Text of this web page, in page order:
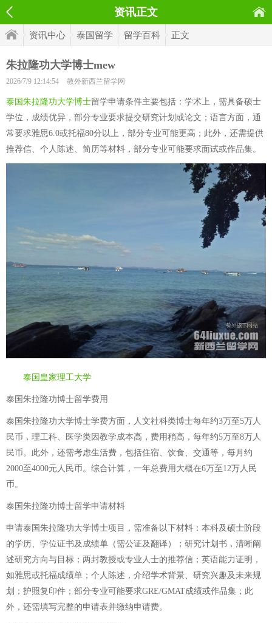
资讯正文
资讯中心 泰国留学 留学百科 正文
朱拉隆功大学博士mew
2026/7/9 12:14:54 教外新西兰留学网
泰国朱拉隆功大学博士留学申请条件主要包括：学术上，需具备硕士
学位，成绩优异，部分专业要求提交研究计划或论文；语言方面，通
常要求雅思6.0或托福80分以上，部分专业可能更高；此外，还需提供
推荐信、个人陈述、简历等材料，部分专业可能要求面试或作品集。
泰国皇家理工大学
泰国朱拉隆功博士留学费用
泰国朱拉隆功大学博士学费方面，人文社科类博士每年约3万至5万人
民币，理工科、医学类因教学成本高，费用稍高，每年约5万至8万人
民币。此外，还需考虑生活费，包括住宿、饮食、交通等，每月约
2000至4000元人民币。综合计算，一年总费用大概在6万至12万人民
币。
泰国朱拉隆功博士留学申请材料
申请泰国朱拉隆功大学博士项目，需准备以下材料：本科及硕士阶段
的学历、学位证书及成绩单（需公证及翻译）；研究计划书，清晰阐
述研究方向与目标；两封教授或专业人士的推荐信；英语能力证明，
如雅思或托福成绩单；个人陈述，介绍学术背景、研究兴趣及未来规
划；护照复印件；部分专业可能要求GRE/GMAT成绩或作品集；此
外，还需填写完整的申请表并缴纳申请费。